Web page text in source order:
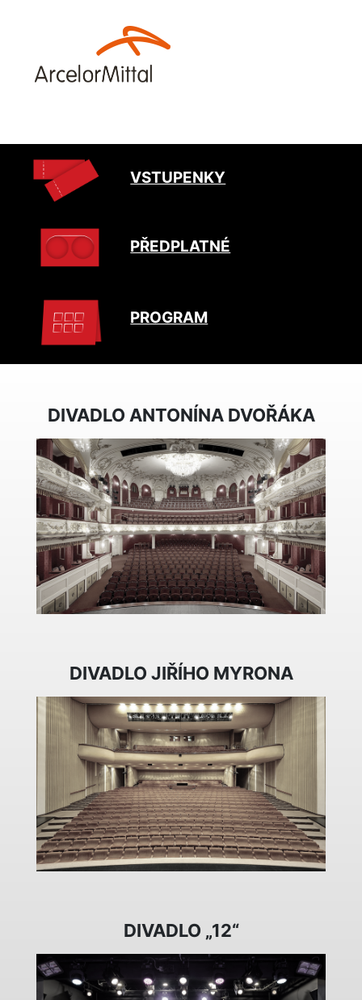
VSTUPENKY
PŘEDPLATNÉ
PROGRAM
DIVADLO ANTONÍNA DVOŘÁKA
DIVADLO JIŘÍHO MYRONA
DIVADLO „12“